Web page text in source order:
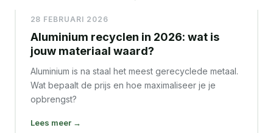
28 FEBRUARI 2026
Aluminium recyclen in 2026: wat is
jouw materiaal waard?
Aluminium is na staal het meest gerecyclede metaal.
Wat bepaalt de prijs en hoe maximaliseer je je
opbrengst?
Lees meer →